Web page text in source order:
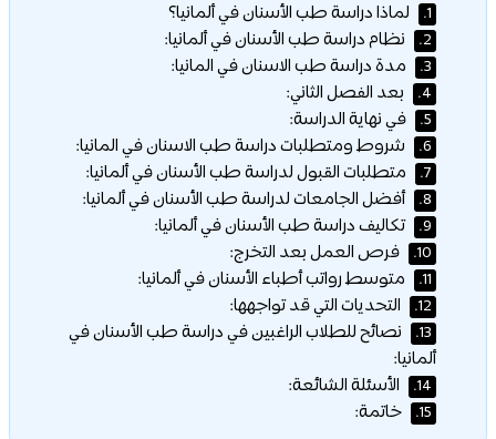
1. لماذا دراسة طب الأسنان في ألمانيا؟
2. نظام دراسة طب الأسنان في ألمانيا:
3. مدة دراسة طب الاسنان في المانيا:
4. بعد الفصل الثاني:
5. في نهاية الدراسة:
6. شروط ومتطلبات دراسة طب الاسنان في المانيا:
7. متطلبات القبول لدراسة طب الأسنان في ألمانيا:
8. أفضل الجامعات لدراسة طب الأسنان في ألمانيا:
9. تكاليف دراسة طب الأسنان في ألمانيا:
10. فرص العمل بعد التخرج:
11. متوسط رواتب أطباء الأسنان في ألمانيا:
12. التحديات التي قد تواجهها:
13.
نصائح للطلاب الراغبين في دراسة طب الأسنان في
ألمانيا:
14. الأسئلة الشائعة:
15. خاتمة: